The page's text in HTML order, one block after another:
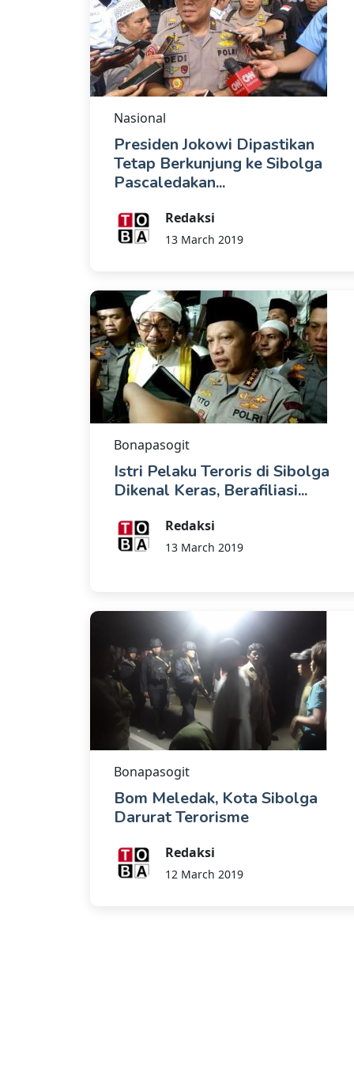
Nasional
Presiden Jokowi Dipastikan
Tetap Berkunjung ke Sibolga
Pascaledakan...
Redaksi
13 March 2019
Bonapasogit
Istri Pelaku Teroris di Sibolga
Dikenal Keras, Berafiliasi...
Redaksi
13 March 2019
Bonapasogit
Bom Meledak, Kota Sibolga
Darurat Terorisme
Redaksi
12 March 2019